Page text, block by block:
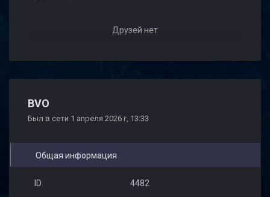
Друзей нет
BVO
Был в сети 1 апреля 2026 г, 13:33
Общая информация
ID 4482